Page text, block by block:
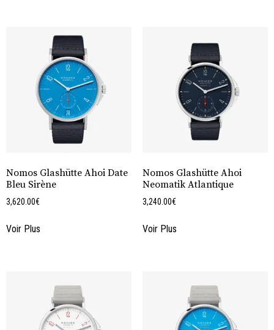
Nomos Glashütte Ahoi Date
Bleu Sirène
3,620.00€
Voir Plus
Nomos Glashütte Ahoi
Neomatik Atlantique
3,240.00€
Voir Plus